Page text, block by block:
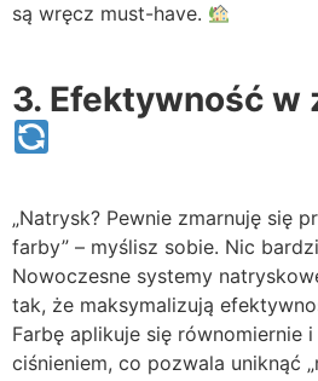
są wręcz must-have.
3. Efektywność w
„Natrysk? Pewnie zmarnuję się
farby” – myślisz sobie. Nic
Nowoczesne systemy
tak, że maksymalizują
Farbę aplikuje się równomiernie
ciśnieniem, co pozwala uniknąć